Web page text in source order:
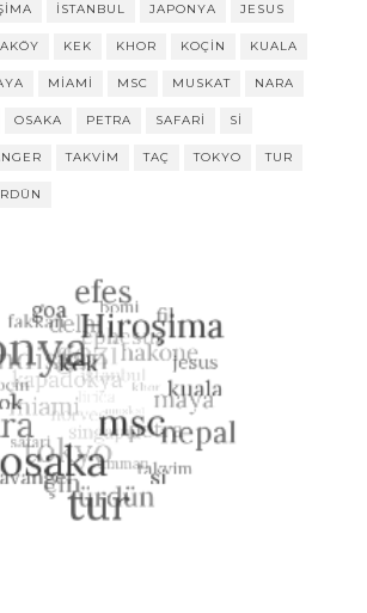
ISTANBUL JAPONYA JESUS
KEK KHOR KOÇIN KUALA
MIAMI MSC MUSKAT NARA
OSAKA PETRA SAFARI SI
TAKVIM TAÇ TOKYO TUR